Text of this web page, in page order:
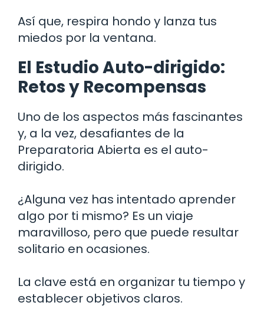
Así que, respira hondo y lanza tus
miedos por la ventana.
El Estudio Auto-dirigido:
Retos y Recompensas
Uno de los aspectos más fascinantes
y, a la vez, desafiantes de la
Preparatoria Abierta es el auto-
dirigido.
¿Alguna vez has intentado aprender
algo por ti mismo? Es un viaje
maravilloso, pero que puede resultar
solitario en ocasiones.
La clave está en organizar tu tiempo y
establecer objetivos claros.